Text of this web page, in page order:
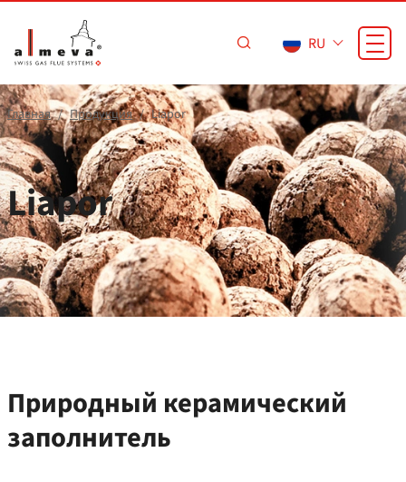
RU
Главная Продукция Liapor
Liapor
Природный керамический
заполнитель